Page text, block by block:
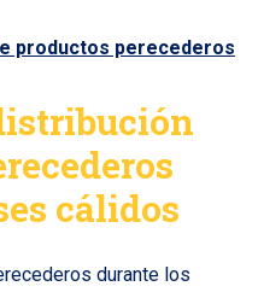
productos perecederos
cálidos
durante los